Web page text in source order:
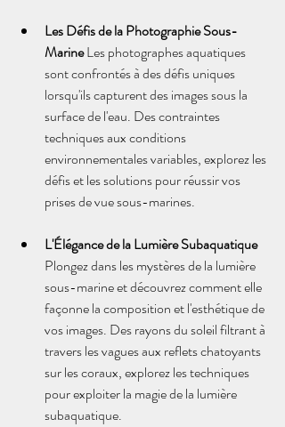
Les Défis de la Photographie Sous-
Marine Les photographes aquatiques
sont confrontés à des défis uniques
lorsqu'ils capturent des images sous la
surface de l'eau. Des contraintes
techniques aux conditions
environnementales variables, explorez les
défis et les solutions pour réussir vos
prises de vue sous-marines.
L'Élégance de la Lumière Subaquatique
Plongez dans les mystères de la lumière
sous-marine et découvrez comment elle
façonne la composition et l'esthétique de
vos images. Des rayons du soleil filtrant à
travers les vagues aux reflets chatoyants
sur les coraux, explorez les techniques
pour exploiter la magie de la lumière
subaquatique.